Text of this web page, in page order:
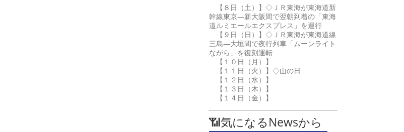
【８日（土）】◇ＪＲ東海が東海道新
幹線東京―新大阪間で翌朝到着の「東海
道ルミエールエクスプレス」を運行
【９日（日）】◇ＪＲ東海が東海道線
三島―大垣間で夜行列車「ムーンライト
ながら」を復刻運転
【１０日（月）】
【１１日（火）】◇山の日
【１２日（水）】
【１３日（木）】
【１４日（金）】
📶気になるNewsから